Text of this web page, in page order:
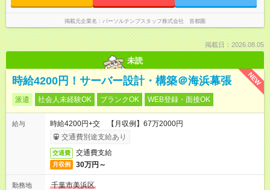
掲載元企業名 パーソルテンプスタッフ株式会社 首都圏
掲載日：2026.08.05
未読
NEW
時給4200円！サーバー設計・構築＠海浜幕張
派遣 社会人未経験OK ブランクOK WEB登録・面接OK
給与
時給4200円+交 【月収例】67万2000円
交通費別途支給あり
交通費 交通費支給
月収例 30万円～
勤務地
千葉市美浜区